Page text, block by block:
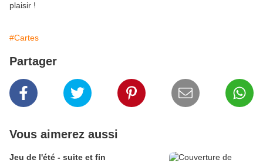
plaisir !
#Cartes
Partager
Vous aimerez aussi
Jeu de l'été - suite et fin